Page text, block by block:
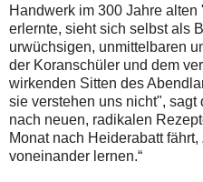
Handwerk im 300 Jahre
erlernte, sieht sich selbst als
urwüchsigen, unmittelbaren
der Koranschüler und dem
wirkenden Sitten des
sie verstehen uns nicht", sagt
nach neuen, radikalen
Monat nach Heiderabatt
voneinander lernen.“